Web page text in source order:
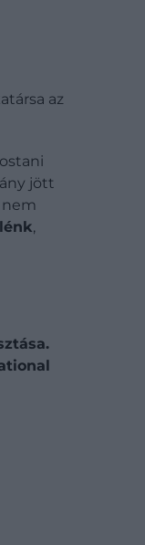
az
jött
,